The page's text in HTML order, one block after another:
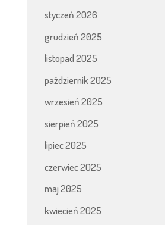
styczeń 2026
grudzień 2025
listopad 2025
październik 2025
wrzesień 2025
sierpień 2025
lipiec 2025
czerwiec 2025
maj 2025
kwiecień 2025